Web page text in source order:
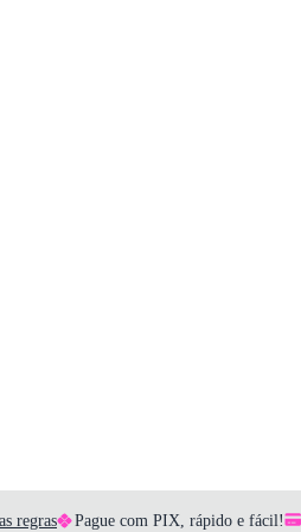
regras Pague com PIX, rápido e fácil!